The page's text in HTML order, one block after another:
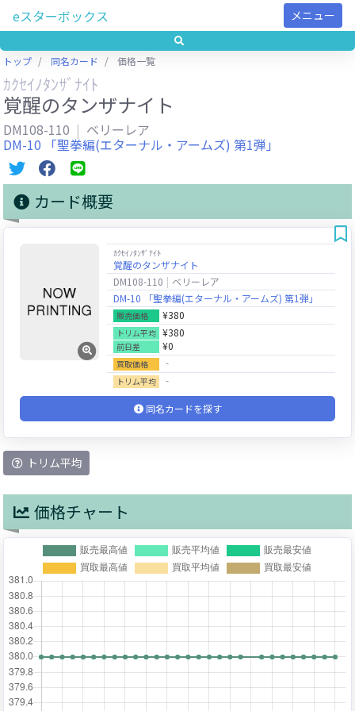
eスターボックス メニュー
トップ 同名カード 価格一覧
ｶｸｾｲﾉﾀﾝｻﾞﾅｲﾄ
覚醒のタンザナイト
DM108-110 ベリーレア
DM-10 「聖拳編(エターナル・アームズ) 第1弾」
カード概要
ｶｸｾｲﾉﾀﾝｻﾞﾅｲﾄ
覚醒のタンザナイト
DM108-110
ベリーレア
DM-10 「聖拳編(エターナル・アームズ) 第1弾」
販売価格 ¥380
トリム平均 ¥380
前日差 ¥0
買取価格 ‐
トリム平均 ‐
同名カードを探す
トリム平均
価格チャート